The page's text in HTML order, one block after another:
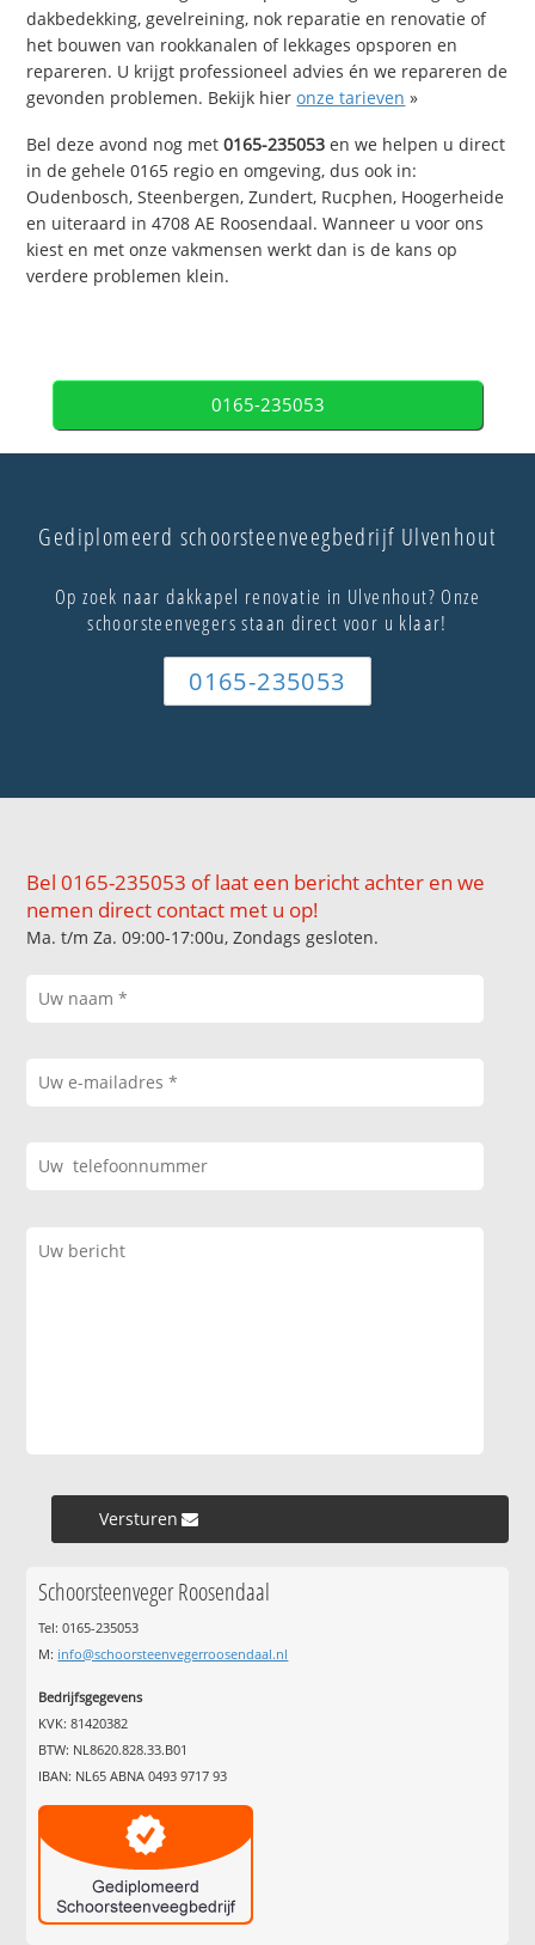
dakbedekking, gevelreining, nok reparatie en renovatie of
het bouwen van rookkanalen of lekkages opsporen en
repareren. U krijgt professioneel advies én we repareren de
gevonden problemen. Bekijk hieronze tarieven »
Bel deze avond nog met0165-235053 en we helpen u direct
in de gehele 0165 regio en omgeving, dus ook in:
Oudenbosch, Steenbergen, Zundert, Rucphen, Hoogerheide
en uiteraard in 4708 AE Roosendaal. Wanneer u voor ons
kiest en met onze vakmensen werkt dan is de kans op
verdere problemen klein.
0165-235053
Gediplomeerd schoorsteenveegbedrijf Ulvenhout
Op zoek naar dakkapel renovatie in Ulvenhout? Onze
schoorsteenvegers staan direct voor u klaar!
0165-235053
Bel 0165-235053 of laat een bericht achter en we
nemen direct contact met u op!
Ma. t/m Za. 09:00-17:00u, Zondags gesloten.
Versturen »
Schoorsteenveger Roosendaal
Tel: 0165-235053
M: info@schoorsteenvegerroosendaal.nl
Bedrijfsgegevens
KVK: 81420382
BTW: NL8620.828.33.B01
IBAN: NL65 ABNA 0493 9717 93